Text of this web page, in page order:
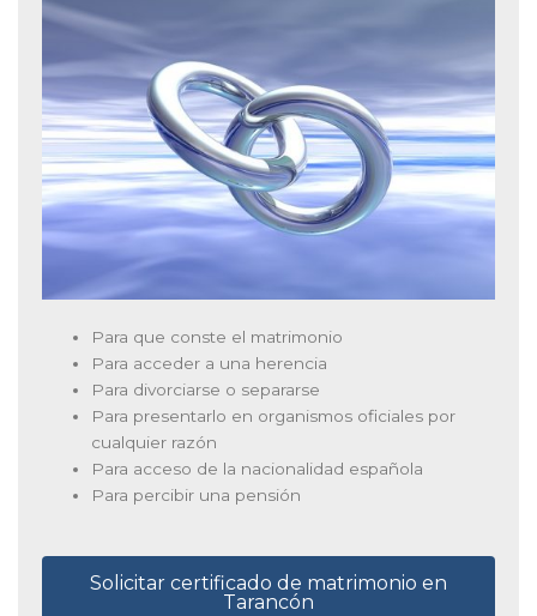
Para que conste el matrimonio
Para acceder a una herencia
Para divorciarse o separarse
Para presentarlo en organismos oficiales por
cualquier razón
Para acceso de la nacionalidad española
Para percibir una pensión
Solicitar certificado de matrimonio en
Tarancón